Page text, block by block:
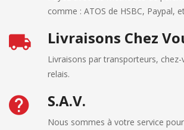
comme : ATOS de HSBC, Paypal,
Livraisons Chez
Livraisons par transporteurs,
relais.
S.A.V.
Nous sommes à votre service